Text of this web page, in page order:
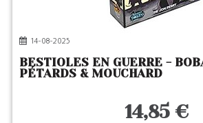
14-08-2025
BESTIOLES EN GUERRE -
PÉTARDS & MOUCHARD
14,85 €